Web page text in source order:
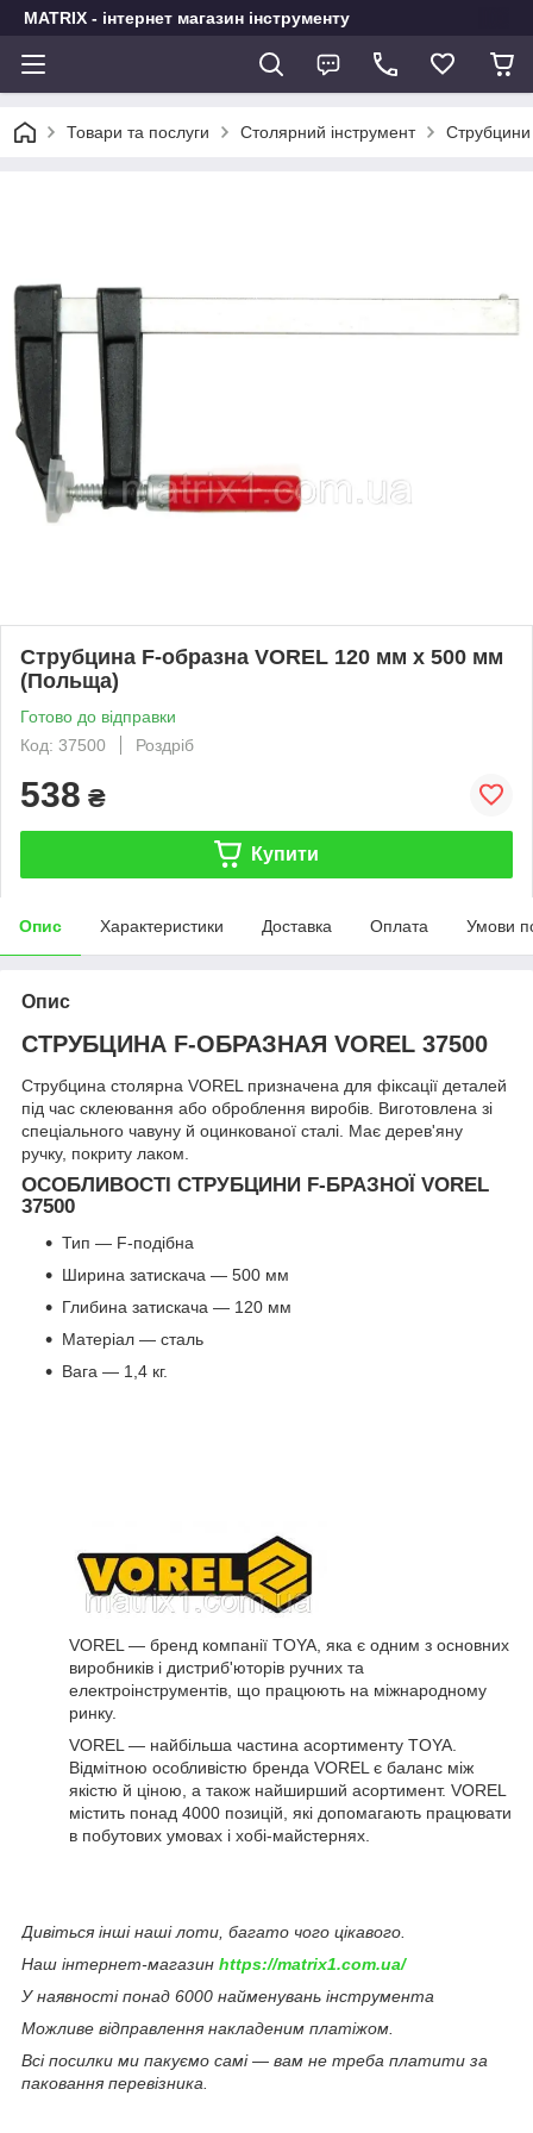
MATRIX - інтернет магазин інструменту
Товари та послуги Столярний інструмент Струбцини
Струбцина F-образна VOREL 120 мм x 500 мм
(Польща)
Готово до відправки
Код: 37500
Роздріб
538 ₴
Купити
Опис Характеристики Доставка Оплата Умови
Опис
СТРУБЦИНА F-ОБРАЗНАЯ VOREL 37500
Струбцина столярна VOREL призначена для фіксації деталей
під час склеювання або оброблення виробів. Виготовлена зі
спеціального чавуну й оцинкованої сталі. Має дерев'яну
ручку, покриту лаком.
ОСОБЛИВОСТІ СТРУБЦИНИ F-БРАЗНОЇ VOREL
37500
Тип — F-подібна
Ширина затискача — 500 мм
Глибина затискача — 120 мм
Матеріал — сталь
Вага — 1,4 кг.
VOREL — бренд компанії TOYA, яка є одним з основних
виробників і дистриб'юторів ручних та
електроінструментів, що працюють на міжнародному
ринку.
VOREL — найбільша частина асортименту TOYA.
Відмітною особливістю бренда VOREL є баланс між
якістю й ціною, а також найширший асортимент. VOREL
містить понад 4000 позицій, які допомагають працювати
в побутових умовах і хобі-майстернях.
Дивіться інші наші лоти, багато чого цікавого.
Наш інтернет-магазин https://matrix1.com.ua/
У наявності понад 6000 найменувань інструмента
Можливе відправлення накладеним платіжом.
Всі посилки ми пакуємо самі — вам не треба платити за
паковання перевізника.